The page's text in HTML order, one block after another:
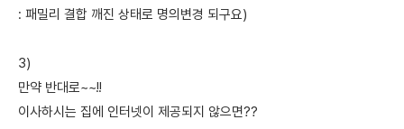
: 패밀리 결합 깨진 상태로 명의변경 되구요)
3)
만약 반대로~~!!
이사하시는 집에 인터넷이 제공되지 않으면??